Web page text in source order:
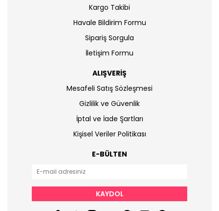
Kargo Takibi
Havale Bildirim Formu
Sipariş Sorgula
İletişim Formu
ALIŞVERİŞ
Mesafeli Satış Sözleşmesi
Gizlilik ve Güvenlik
İptal ve İade Şartları
Kişisel Veriler Politikası
E-BÜLTEN
KAYDOL